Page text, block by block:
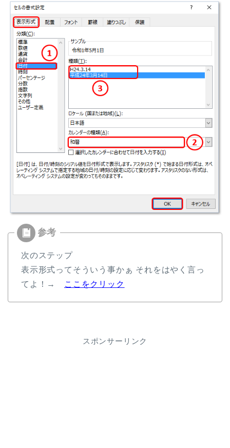
次のステップ
表示形式ってそういう事かぁ それをはやく言っ
てよ！→
ここをクリック
スポンサーリンク